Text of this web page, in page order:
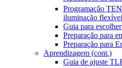
Programação
iluminação
Guia para
Preparação para
Preparação para
Aprendizagem (cont.)
Guia de ajuste